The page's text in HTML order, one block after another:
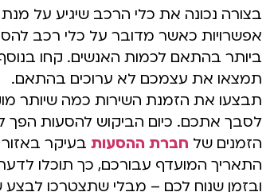
בצורה נכונה את כלי הרכב שיגיע על
אפשרויות כאשר מדובר על כלי רכב
תמצאו את עצמכם לא ערוכים בהתאם.
תבצעו את הזמנת השירות כמה שיותר
לסבך אתכם. כיום הביקוש להסעות הפך
הזמנים של חברת ההסעות בעיקר באזור
התאריך המועדף עבורכם, כך תוכלו
ובזמן שנוח לכם – מבלי שתצטרכו לבצע